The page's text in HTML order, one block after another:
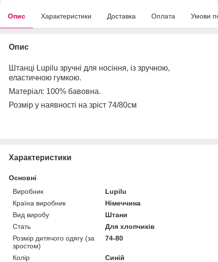
Опис Характеристики Доставка Оплата Умови
Опис
Штанці Lupilu зручні для носіння, із зручною,
еластичною гумкою.
Матеріал: 100% бавовна.
Розмір у наявності на зріст 74/80см
Характеристики
Основні
Виробник
Lupilu
Країна виробник
Німеччина
Вид виробу
Штани
Стать
Для хлопчиків
Розмір дитячого одягу (за
зростом)
74-80
Колір
Синій